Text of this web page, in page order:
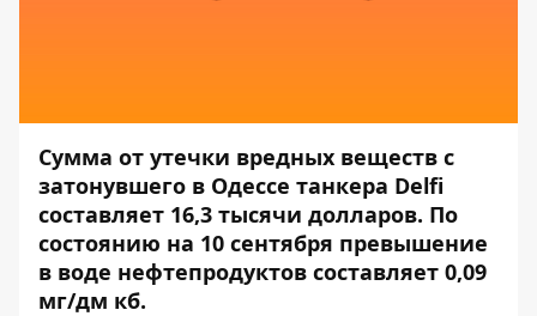
Сумма от утечки вредных веществ с
затонувшего в Одессе танкера Delfi
составляет 16,3 тысячи долларов. По
состоянию на 10 сентября превышение
в воде нефтепродуктов составляет 0,09
мг/дм кб.